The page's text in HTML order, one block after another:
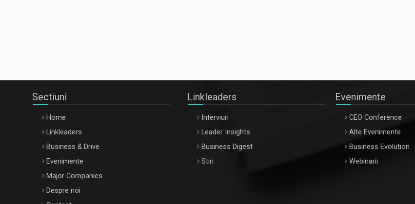
Sectiuni
Home
Linkleaders
Business & Drive
Evenimente
Major Companies
Despre noi
Linkleaders
Interviuri
Leader Insights
Business Digest
Stiri
Evenimente
CEO Conference
Alte Evenimente
Business Evolution
Webinarii